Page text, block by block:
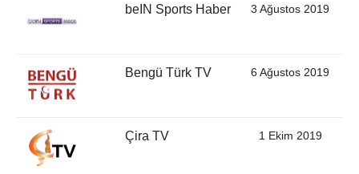
beIN Sports Haber 3 Ağustos 2019
Bengü Türk TV 6 Ağustos 2019
Çira TV 1 Ekim 2019